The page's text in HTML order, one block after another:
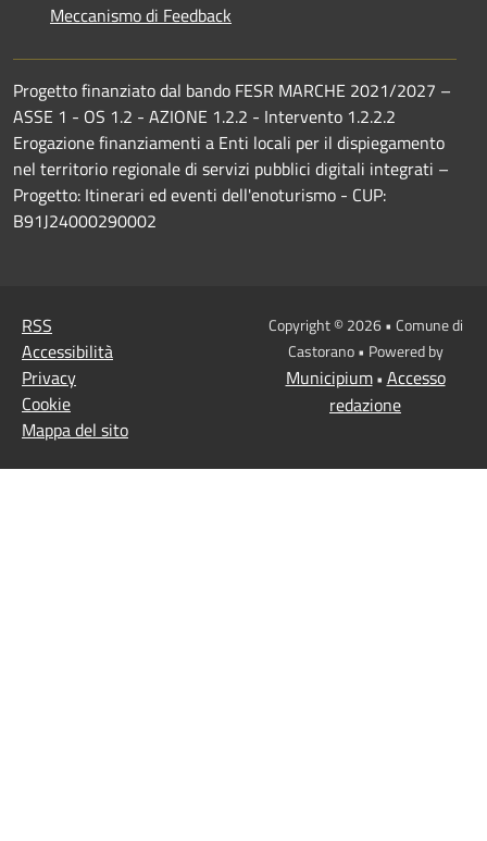
Meccanismo di Feedback
Progetto finanziato dal bando FESR MARCHE 2021/2027 –
ASSE 1 - OS 1.2 - AZIONE 1.2.2 - Intervento 1.2.2.2
Erogazione finanziamenti a Enti locali per il dispiegamento
nel territorio regionale di servizi pubblici digitali integrati –
Progetto: Itinerari ed eventi dell'enoturismo - CUP:
B91J24000290002
RSS
Accessibilità
Privacy
Cookie
Mappa del sito
Copyright © 2026 • Comune di
Castorano • Powered by
Municipium• Accesso
redazione